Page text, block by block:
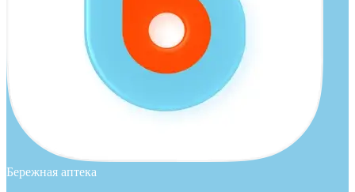
Бережная аптека